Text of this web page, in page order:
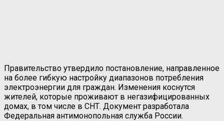
Правительство утвердило постановление, направленное
на более гибкую настройку диапазонов потребления
электроэнергии для граждан. Изменения коснутся
жителей, которые проживают в негазифицированных
домах, в том числе в СНТ. Документ разработала
Федеральная антимонопольная служба России.